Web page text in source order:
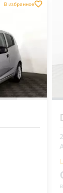
В избранное